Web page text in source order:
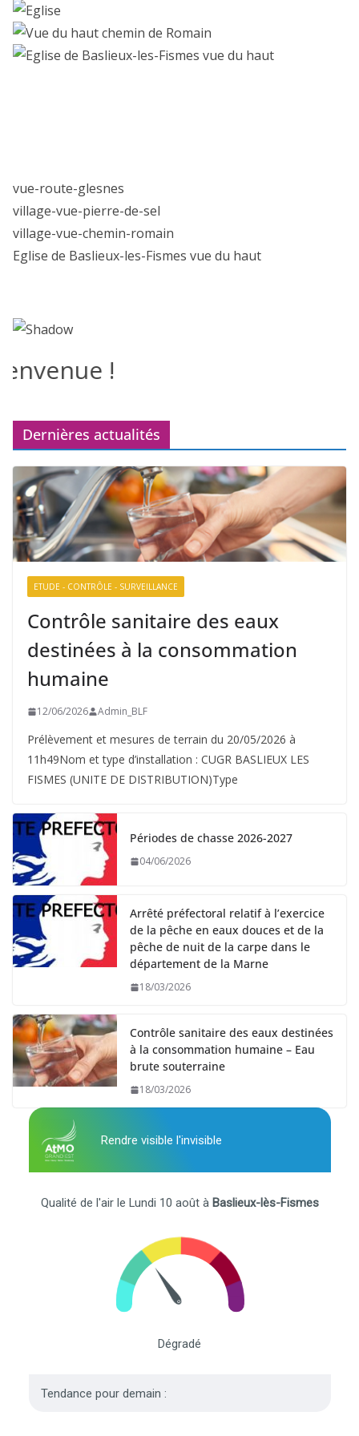
vue-route-glesnes
village-vue-pierre-de-sel
village-vue-chemin-romain
Eglise de Baslieux-les-Fismes vue du haut
!
Dernières actualités
ETUDE - CONTRÔLE - SURVEILLANCE
Contrôle sanitaire des eaux
destinées à la consommation
humaine
12/06/2026 Admin_BLF
Prélèvement et mesures de terrain du 20/05/2026 à
11h49Nom et type d’installation : CUGR BASLIEUX LES
FISMES (UNITE DE DISTRIBUTION)Type
Périodes de chasse 2026-2027
04/06/2026
Arrêté préfectoral relatif à l’exercice
de la pêche en eaux douces et de la
pêche de nuit de la carpe dans le
département de la Marne
18/03/2026
Contrôle sanitaire des eaux destinées
à la consommation humaine – Eau
brute souterraine
18/03/2026